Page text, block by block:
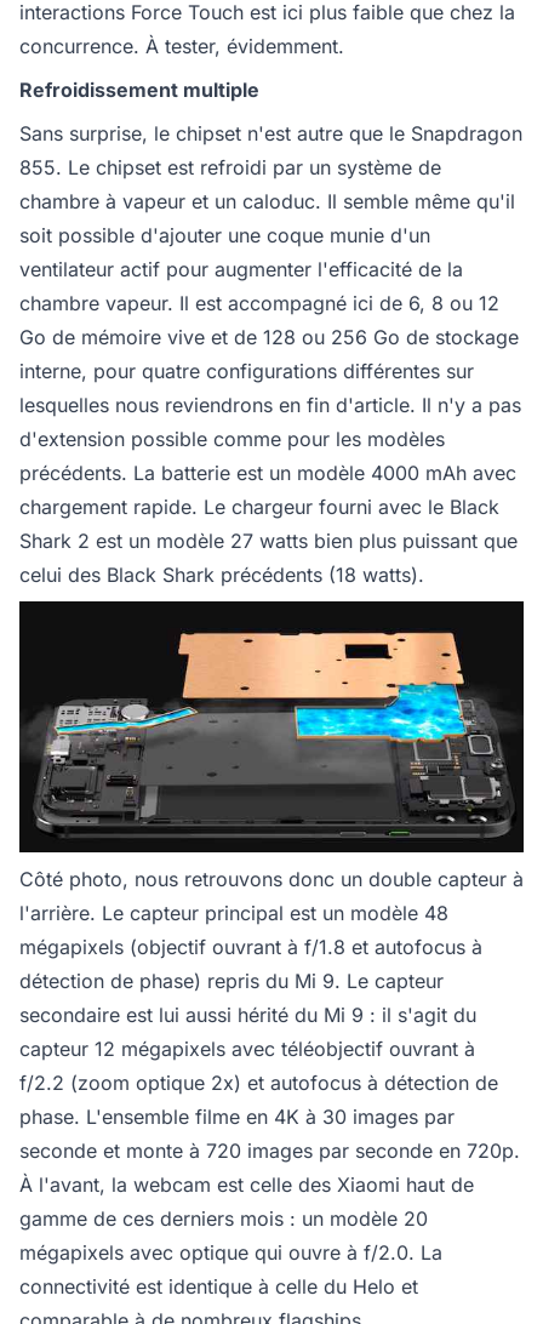
interactions Force Touch est ici plus faible que chez la
concurrence. À tester, évidemment.
Refroidissement multiple
Sans surprise, le chipset n'est autre que le Snapdragon
855. Le chipset est refroidi par un système de
chambre à vapeur et un caloduc. Il semble même qu'il
soit possible d'ajouter une coque munie d'un
ventilateur actif pour augmenter l'efficacité de la
chambre vapeur. Il est accompagné ici de 6, 8 ou 12
Go de mémoire vive et de 128 ou 256 Go de stockage
interne, pour quatre configurations différentes sur
lesquelles nous reviendrons en fin d'article. Il n'y a pas
d'extension possible comme pour les modèles
précédents. La batterie est un modèle 4000 mAh avec
chargement rapide. Le chargeur fourni avec le Black
Shark 2 est un modèle 27 watts bien plus puissant que
celui des Black Shark précédents (18 watts).
Côté photo, nous retrouvons donc un double capteur à
l'arrière. Le capteur principal est un modèle 48
mégapixels (objectif ouvrant à f/1.8 et autofocus à
détection de phase) repris du Mi 9. Le capteur
secondaire est lui aussi hérité du Mi 9 : il s'agit du
capteur 12 mégapixels avec téléobjectif ouvrant à
f/2.2 (zoom optique 2x) et autofocus à détection de
phase. L'ensemble filme en 4K à 30 images par
seconde et monte à 720 images par seconde en 720p.
À l'avant, la webcam est celle des Xiaomi haut de
gamme de ces derniers mois : un modèle 20
mégapixels avec optique qui ouvre à f/2.0. La
connectivité est identique à celle du Helo et